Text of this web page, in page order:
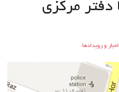
دفتر مرکزی
اخبار و رویدادها